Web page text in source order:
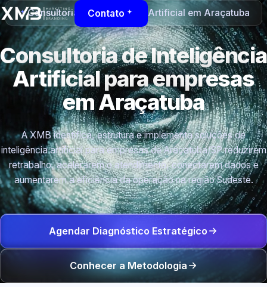
Contato
Consultoria de Inteligência Artificial em Araçatuba
Consultoria de Inteligência
Artificial para empresas
em Araçatuba
A XMB identifica, estrutura e implementa soluções de
inteligência artificial para empresas de Araçatuba/SP reduzirem
retrabalho, acelerarem o atendimento, conectarem dados e
aumentarem a eficiência da operação na região Sudeste.
Agendar Diagnóstico Estratégico
Conhecer a Metodologia